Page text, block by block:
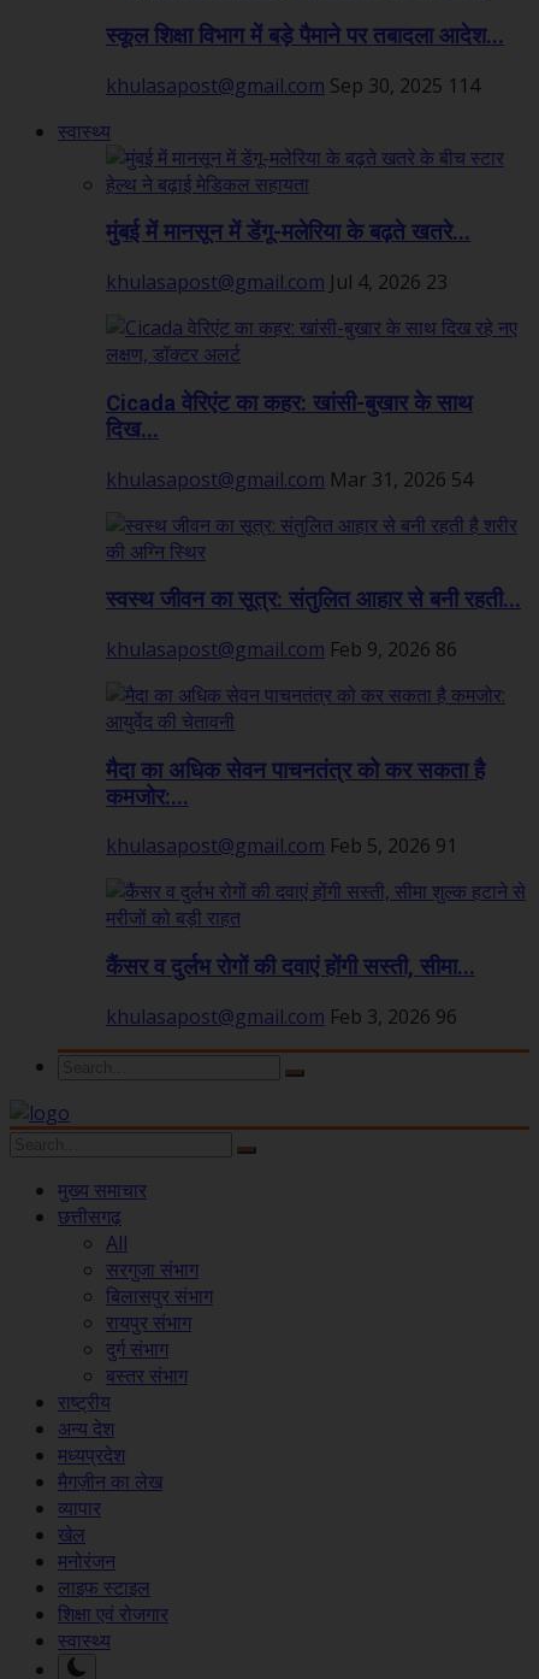
स्कूल शिक्षा विभाग में बड़े पैमाने पर तबादला आदेश...
khulasapost@gmail.com Sep 30, 2025 114
स्वास्थ्य
मुंबई में मानसून में डेंगू-मलेरिया के बढ़ते खतरे...
khulasapost@gmail.com Jul 4, 2026 23
Cicada वेरिएंट का कहर: खांसी-बुखार के साथ
दिख...
khulasapost@gmail.com Mar 31, 2026 54
स्वस्थ जीवन का सूत्र: संतुलित आहार से बनी रहती...
khulasapost@gmail.com Feb 9, 2026 86
मैदा का अधिक सेवन पाचनतंत्र को कर सकता है
कमजोर:...
khulasapost@gmail.com Feb 5, 2026 91
कैंसर व दुर्लभ रोगों की दवाएं होंगी सस्ती, सीमा...
khulasapost@gmail.com Feb 3, 2026 96
मुख्य समाचार
छत्तीसगढ़
All
सरगुजा संभाग
बिलासपुर संभाग
रायपुर संभाग
दुर्ग संभाग
बस्तर संभाग
राष्ट्रीय
अन्य देश
मध्यप्रदेश
मैगज़ीन का लेख
व्यापार
खेल
मनोरंजन
लाइफ स्टाइल
शिक्षा एवं रोजगार
स्वास्थ्य